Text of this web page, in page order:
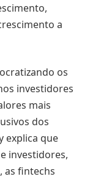
a
os
investidores
mais
dos
explica que
investidores,
as fintechs